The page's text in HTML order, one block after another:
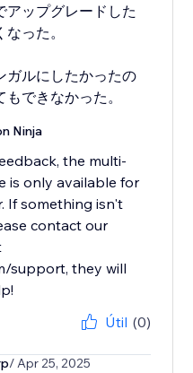
アップグレードした
った。
ガルにしたかったの
できなかった。
Ninja
the multi-
is only available for
If something isn't
contact our
support, they will
Útil (0)
/ Apr 25, 2025